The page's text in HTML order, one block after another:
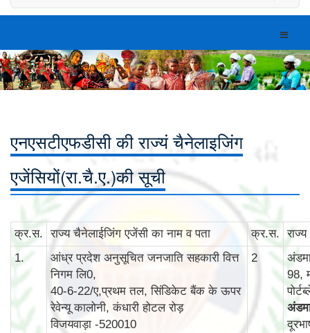
Toggle
एनएसटीएफडीसी की राज्यं चैनेलाइजिंग
एजेंसियों(रा.चै.ए.)की सूची
क्र.स. राज्‍य चैनेलाईजिंग एजेंसी का नाम व पता क्र.स.
1.
आंध्र प्रदेश अनुसूचित जनजाति सहकारी वित्त
निगम लि0,
40-6-22/ए,प्रथम तल, सिंडिकेट बैंक के ऊपर
रेवेन्‍यू कालोनी, कंधारी होटल रोड़
विजयवाड़ा -520010
2
98,